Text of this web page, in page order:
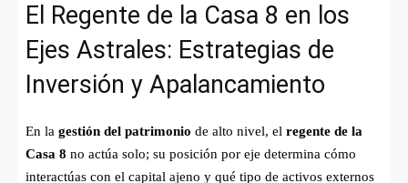
El Regente de la Casa 8 en los
Ejes Astrales: Estrategias de
Inversión y Apalancamiento
En la gestión del patrimonio de alto nivel, el regente de la
Casa 8 no actúa solo; su posición por eje determina cómo
interactúas con el capital ajeno y qué tipo de activos externos